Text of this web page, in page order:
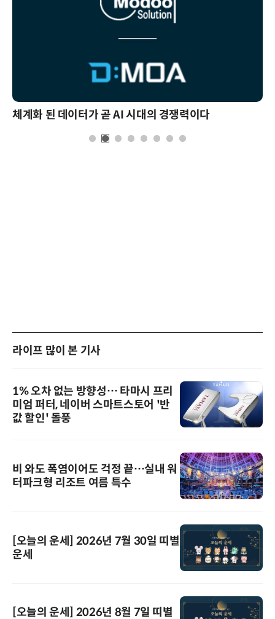
체계화 된 데이터가 곧 AI 시대의 경쟁력이다
라이프 많이 본 기사
1% 오차 없는 방향성… 타마시 프리
미엄 퍼터, 네이버 스마트스토어 '반
값 할인' 돌풍
비 와도 폭염이어도 걱정 끝…실내 워
터파크형 리조트 여름 특수
[오늘의 운세] 2026년 7월 30일 띠별
운세
[오늘의 운세] 2026년 8월 7일 띠별